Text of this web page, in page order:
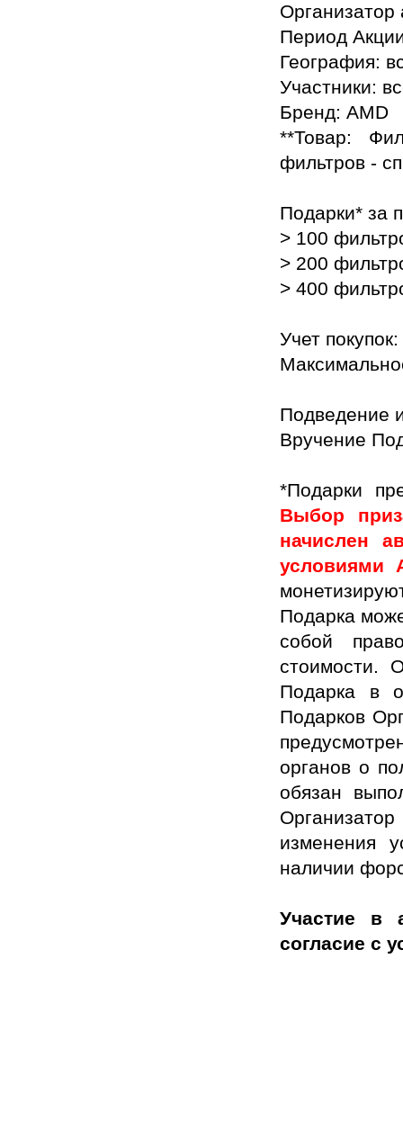
Период
География:
Участники:
Бренд: AMD
**Товар:
фильтров -
Подарки* за
> 100
> 200
> 400
Учет
Подведение
Вручение
*Подарки
Выбор
начислен
условиями
Подарка
собой
стоимости.
Подарка в
Подарков
органов о
обязан
изменения
наличии
Участие в
согласие с